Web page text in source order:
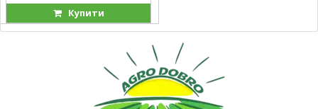
Купити